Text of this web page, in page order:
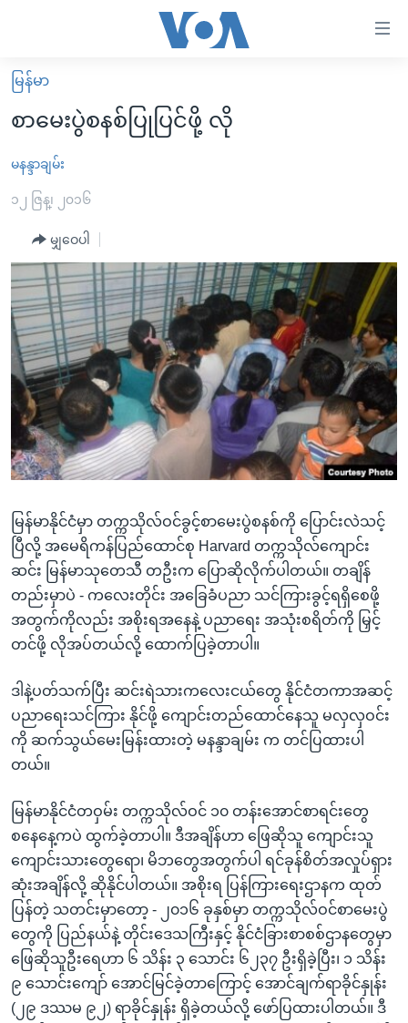
လွယ်ကူ
စေ
Link
များ
အကြောင်းအရာ
သို့
ကျော်
ကြည့်
ရန်
ပင်မ
ညွန်း
စာမျက်နှာ
ကျော်
ကြည့်
ရန်
နေရာ
ကျော်
မူလစာမျက်နှာ
မြန်မာ
ကမ္ဘာ့သတင်းများ
နိုင်ငံတကာ
တရုတ်
အစ္စရေး-ပါလက်စတိုင်း
ဗွီဒီယို
ရပ်ဝန်းတခု လမ်းတခု အလွန်
အင်္ဂလိပ်စာလေ့လာမယ်
အမေရိကန်သုံးအီဒီယံ
မကြေးမုံရဲ့ အင်္ဂလိပ်စာ
ရုပ်ရှင်ထဲက အင်္ဂလိပ်စာ
သုတပဒေသာ အင်္ဂလိပ်စာ
အပတ်စဉ်ကဏ္ဍများ
ရေဒီယို
တီဗွီ
ရေဒီယိုနှင့်ရုပ်သံ အချက်အလက်များ
ရေဒီယို/တီဗွီအစီအစဉ်
Learning English
ဘာသာစကားများ
မြန်မာ
စာမေးပွဲစနစ်ပြုပြင်ဖို့ လို
မနန္ဒာချမ်း
၁၂ ဇြန္၊ ၂၀၁၆
မျှဝေပါ
မြန်မာနိုင်ငံမှာ တက္ကသိုလ်ဝင်ခွင့်စာမေးပွဲစနစ်ကို ပြောင်းလဲသင့်
ပြီလို့ အမေရိကန်ပြည်ထောင်စု Harvard တက္ကသိုလ်ကျောင်း
ဆင်း မြန်မာသုတေသီ တဦးက ပြောဆိုလိုက်ပါတယ်။ တချိန်
တည်းမှာပဲ - ကလေးတိုင်း အခြေခံပညာ သင်ကြားခွင့်ရရှိစေဖို့
အတွက်ကိုလည်း အစိုးရအနေနဲ့ ပညာရေး အသုံးစရိတ်ကို မြှင့်
တင်ဖို့ လိုအပ်တယ်လို့ ထောက်ပြခဲ့တာပါ။
ဒါနဲ့ပတ်သက်ပြီး ဆင်းရဲသားကလေးငယ်တွေ နိုင်ငံတကာအဆင့်
ပညာရေးသင်ကြား နိုင်ဖို့ ကျောင်းတည်ထောင်နေသူ မလှလှဝင်း
ကို ဆက်သွယ်မေးမြန်းထားတဲ့ မနန္ဒာချမ်း က တင်ပြထားပါ
တယ်။
မြန်မာနိုင်ငံတဝှမ်း တက္ကသိုလ်ဝင် ၁၀ တန်းအောင်စာရင်းတွေ
စနေနေ့ကပဲ ထွက်ခဲ့တာပါ။ ဒီအချိန်ဟာ ဖြေဆိုသူ ကျောင်းသူ
ကျောင်းသားတွေရော၊ မိဘတွေအတွက်ပါ ရင်ခုန်စိတ်အလှုပ်ရှား
ဆုံးအချိန်လို့ ဆိုနိုင်ပါတယ်။ အစိုးရ ပြန်ကြားရေးဌာနက ထုတ်
ပြန်တဲ့ သတင်းမှာတော့ - ၂၀၁၆ ခုနှစ်မှာ တက္ကသိုလ်ဝင်စာမေးပွဲ
တွေကို ပြည်နယ်နဲ့ တိုင်းဒေသကြီးနှင့် နိုင်ငံခြားစာစစ်ဌာနတွေမှာ
ဖြေဆိုသူဦးရေဟာ ၆ သိန်း ၃ သောင်း ၆၂၃၇ ဦးရှိခဲ့ပြီး၊ ၁ သိန်း
၉ သောင်းကျော် အောင်မြင်ခဲ့တာကြောင့် အောင်ချက်ရာခိုင်နှုန်း
(၂၉ ဒဿမ ၉၂) ရာခိုင်နှုန်း ရှိခဲ့တယ်လို့ ဖော်ပြထားပါတယ်။ ဒီ